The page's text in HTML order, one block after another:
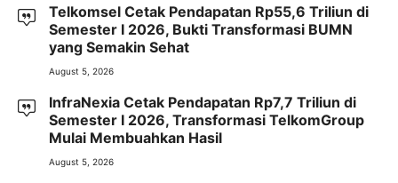
Telkomsel Cetak Pendapatan Rp55,6 Triliun di
Semester I 2026, Bukti Transformasi BUMN
yang Semakin Sehat
August 5, 2026
InfraNexia Cetak Pendapatan Rp7,7 Triliun di
Semester I 2026, Transformasi TelkomGroup
Mulai Membuahkan Hasil
August 5, 2026